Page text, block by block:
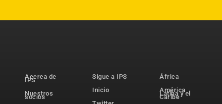
Acerca de
IPS
Nuestros
socios
Sigue a IPS
Inicio
África
América
Latina y el
Caribe